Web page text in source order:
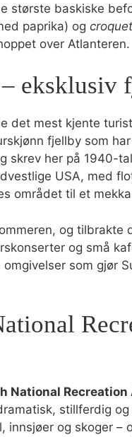
største baskiske
paprika) og
over Atlanteren.
eksklusiv
det mest kjente
fjellby som
skrev her på 1940-
USA, med
området til et
og tilbrakte
og små
som gjør
National Recreation
stillferdig
innsjøer og skoger –